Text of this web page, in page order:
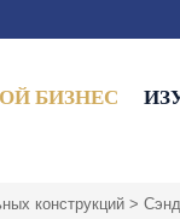
БИЗНЕС
конструкций >